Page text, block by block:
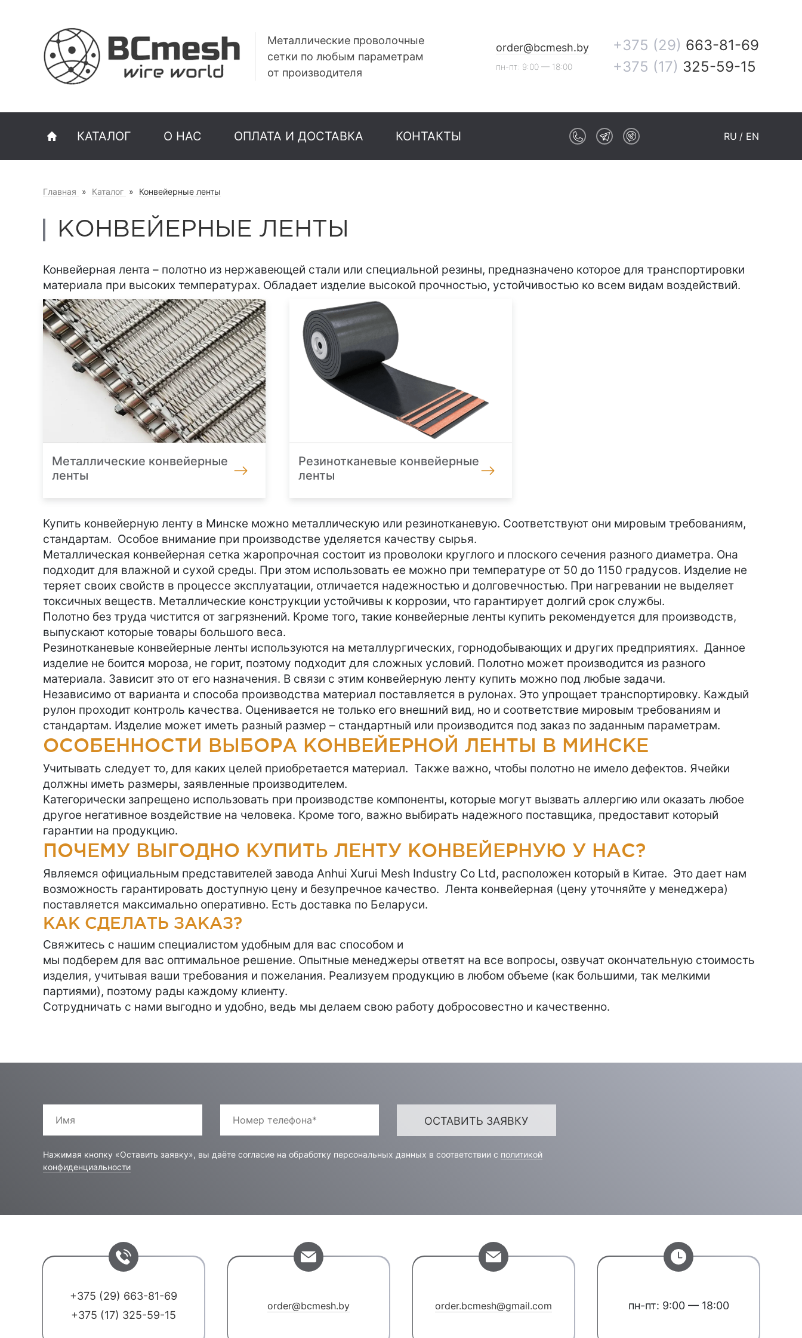
Металлические проволочные
сетки по любым параметрам
от производителя
order@bcmesh.by
пн-пт: 9:00 — 18:00
+375 (29) 663-81-69
+375 (17) 325-59-15
ГЛАВНАЯКАТАЛОГ О НАС ОПЛАТА И ДОСТАВКА КОНТАКТЫ RU EN
Главная Каталог Конвейерные ленты
КОНВЕЙЕРНЫЕ ЛЕНТЫ
Конвейерная лента – полотно из нержавеющей стали или специальной резины, предназначено которое для транспортировки
материала при высоких температурах. Обладает изделие высокой прочностью, устойчивостью ко всем видам воздействий.
Металлические конвейерные
ленты
Резинотканевые конвейерные
ленты
Купить конвейерную ленту в Минске можно металлическую или резинотканевую. Соответствуют они мировым требованиям,
стандартам. Особое внимание при производстве уделяется качеству сырья.
Металлическая конвейерная сетка жаропрочная состоит из проволоки круглого и плоского сечения разного диаметра. Она
подходит для влажной и сухой среды. При этом использовать ее можно при температуре от 50 до 1150 градусов. Изделие не
теряет своих свойств в процессе эксплуатации, отличается надежностью и долговечностью. При нагревании не выделяет
токсичных веществ. Металлические конструкции устойчивы к коррозии, что гарантирует долгий срок службы.
Полотно без труда чистится от загрязнений. Кроме того, такие конвейерные ленты купить рекомендуется для производств,
выпускают которые товары большого веса.
Резинотканевые конвейерные ленты используются на металлургических, горнодобывающих и других предприятиях. Данное
изделие не боится мороза, не горит, поэтому подходит для сложных условий. Полотно может производится из разного
материала. Зависит это от его назначения. В связи с этим конвейерную ленту купить можно под любые задачи.
Независимо от варианта и способа производства материал поставляется в рулонах. Это упрощает транспортировку. Каждый
рулон проходит контроль качества. Оценивается не только его внешний вид, но и соответствие мировым требованиям и
стандартам. Изделие может иметь разный размер – стандартный или производится под заказ по заданным параметрам.
ОСОБЕННОСТИ ВЫБОРА КОНВЕЙЕРНОЙ ЛЕНТЫ В МИНСКЕ
Учитывать следует то, для каких целей приобретается материал. Также важно, чтобы полотно не имело дефектов. Ячейки
должны иметь размеры, заявленные производителем.
Категорически запрещено использовать при производстве компоненты, которые могут вызвать аллергию или оказать любое
другое негативное воздействие на человека. Кроме того, важно выбирать надежного поставщика, предоставит который
гарантии на продукцию.
ПОЧЕМУ ВЫГОДНО КУПИТЬ ЛЕНТУ КОНВЕЙЕРНУЮ У НАС?
Являемся официальным представителей завода Anhui Xurui Mesh Industry Co Ltd, расположен который в Китае. Это дает нам
возможность гарантировать доступную цену и безупречное качество. Лента конвейерная (цену уточняйте у менеджера)
поставляется максимально оперативно. Есть доставка по Беларуси.
КАК СДЕЛАТЬ ЗАКАЗ?
Свяжитесь с нашим специалистом удобным для вас способом и
мы подберем для вас оптимальное решение. Опытные менеджеры ответят на все вопросы, озвучат окончательную стоимость
изделия, учитывая ваши требования и пожелания. Реализуем продукцию в любом объеме (как большими, так мелкими
партиями), поэтому рады каждому клиенту.
Сотрудничать с нами выгодно и удобно, ведь мы делаем свою работу добросовестно и качественно.
ОСТАВИТЬ ЗАЯВКУ
Нажимая кнопку «Оставить заявку», вы даёте согласие на обработку персональных данных в соответствии c политикой
конфиденциальности
+375 (29) 663-81-69
+375 (17) 325-59-15
order@bcmesh.by order.bcmesh@gmail.com пн-пт: 9:00 — 18:00